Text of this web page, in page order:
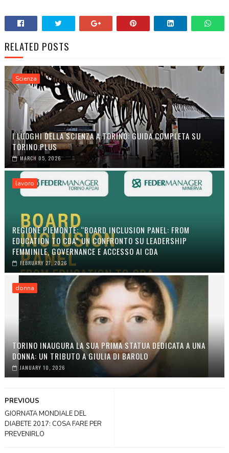
RELATED POSTS
Scienza
I LUOGHI DELLA SCIENZA A TORINO: GUIDA COMPLETA SU
TORINO.PLUS
MARCH 05, 2026
lavoro
REGIONE PIEMONTE: “BOARD INCLUSION PANEL: FROM
EDUCATION TO CDA” UN CONFRONTO SU LEADERSHIP
FEMMINILE, GOVERNANCE E ACCESSO AI CDA
FEBRUARY 27, 2026
donna
TORINO INAUGURA LA SUA PRIMA STATUA DEDICATA A UNA
DONNA: UN TRIBUTO A GIULIA DI BAROLO
JANUARY 10, 2026
PREVIOUS
GIORNATA MONDIALE DEL
DIABETE 2017: COSA FARE PER
PREVENIRLO